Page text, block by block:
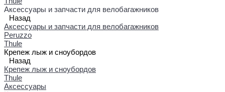
Аксессуары и запчасти для велобагажников
Назад
Аксессуары и запчасти для велобагажников
Peruzzo
Thule
Крепеж лыж и сноубордов
Назад
Крепеж лыж и сноубордов
Thule
Аксессуары